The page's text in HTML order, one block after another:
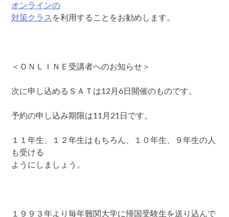
オンラインの
対策クラス を利用することをお勧めします。
＜ＯＮＬＩＮＥ受講者へのお知らせ＞
次に申し込めるＳＡＴは12月6日開催のものです。
予約の申し込み期限は11月21日です。
１１年生、１２年生はもちろん、１０年生、９年生の人
も受ける
ようにしましょう。
１９９３年より毎年難関大学に帰国受験生を送り込んで